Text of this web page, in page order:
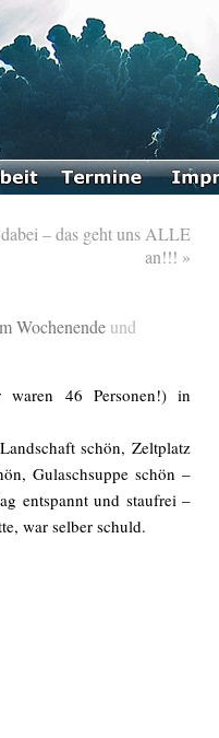
– das geht uns ALLE
an!!! »
Wochenende und
waren 46 Personen!) in
schön, Zeltplatz
Gulaschsuppe schön –
entspannt und staufrei –
war selber schuld.